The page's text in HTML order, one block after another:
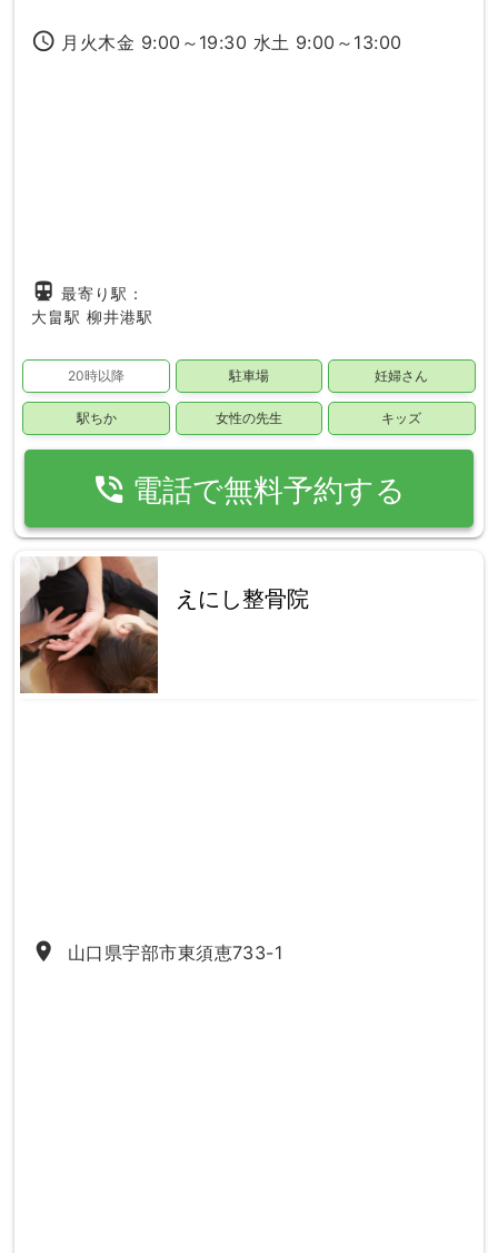
access_time 月火木金 9:00～19:30 水土 9:00～13:00
directions_subway 最寄り駅：
大畠駅 柳井港駅
20時以降 駐車場 妊婦さん
駅ちか 女性の先生 キッズ
phone_in_talk 電話で無料予約する
えにし整骨院
place 山口県宇部市東須恵733-1